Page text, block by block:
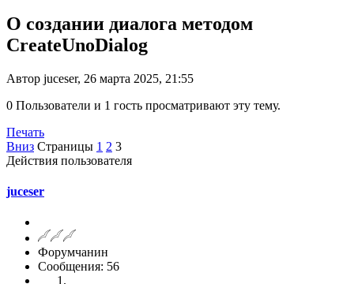
О создании диалога методом
CreateUnoDialog
Автор juceser, 26 марта 2025, 21:55
0 Пользователи и 1 гость просматривают эту тему.
Печать
Вниз Страницы 1 2 3
Действия пользователя
juceser
Форумчанин
Сообщения: 56